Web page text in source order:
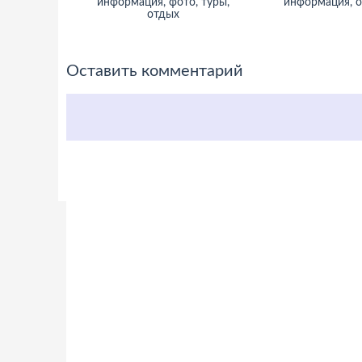
информация, фото, туры,
отдых
информация,
Оставить комментарий